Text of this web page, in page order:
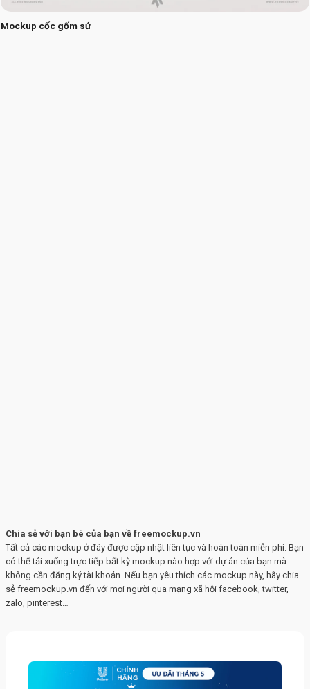
Mockup cốc gốm sứ
Chia sẻ với bạn bè của bạn về freemockup.vn
Tất cả các mockup ở đây được cập nhật liên tục và hoàn toàn miễn phí. Bạn
có thể tải xuống trực tiếp bất kỳ mockup nào hợp với dự án của bạn mà
không cần đăng ký tài khoản. Nếu bạn yêu thích các mockup này, hãy chia
sẻ freemockup.vn đến với mọi người qua mạng xã hội facebook, twitter,
zalo, pinterest…